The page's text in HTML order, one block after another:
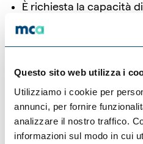
Questo sito web utilizza i
Utilizziamo i cookie per
annunci, per fornire
analizzare il nostro traffico.
informazioni sul modo in cui
È richiesta la capacità
del team ma anche di
varie fasi del processo
Esperienza nella
conoscenze
lighting e
Solida conoscenza dei